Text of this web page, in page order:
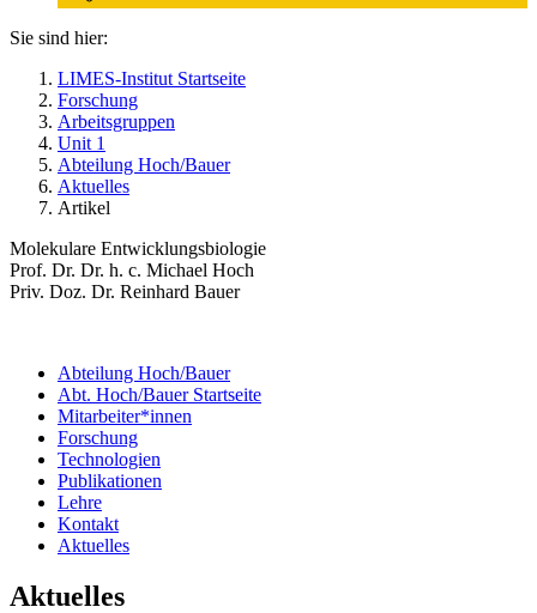
Sie sind hier:
LIMES-Institut Startseite
Forschung
Arbeitsgruppen
Unit 1
Abteilung Hoch/Bauer
Aktuelles
Artikel
Molekulare Entwicklungsbiologie
Prof. Dr. Dr. h. c. Michael Hoch
Priv. Doz. Dr. Reinhard Bauer
Abteilung Hoch/Bauer
Abt. Hoch/Bauer Startseite
Mitarbeiter*innen
Forschung
Technologien
Publikationen
Lehre
Kontakt
Aktuelles
Aktuelles